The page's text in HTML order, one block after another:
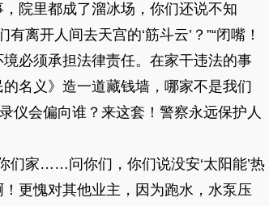
院里都成了溜冰场，你们还说不知
离开人间去天宫的‘筋斗云’？”“闭嘴！
必须承担法律责任。在家干违法的事
名义》造一道藏钱墙，哪家不是我们
仪会偏向谁？来这套！警察永远保护人
们家……问你们，你们说没安‘太阳能’热
更愧对其他业主，因为跑水，水泵压